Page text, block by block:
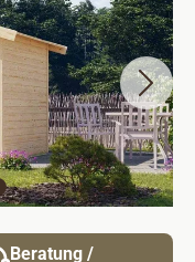
Beratung /